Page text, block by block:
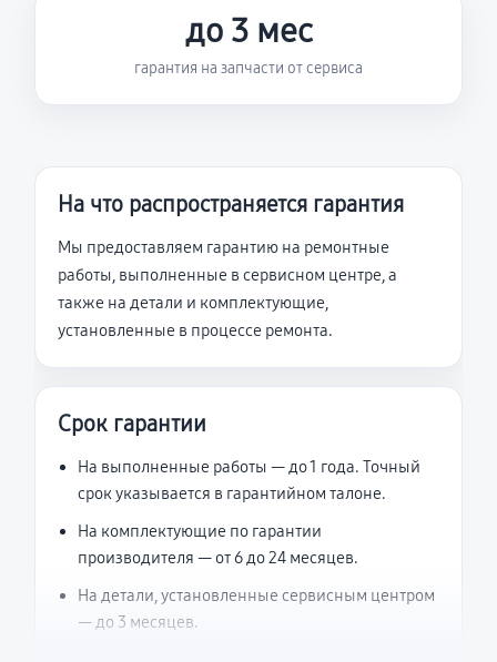
до 3 мес
гарантия на запчасти от сервиса
На что распространяется гарантия
Мы предоставляем гарантию на ремонтные
работы, выполненные в сервисном центре, а
также на детали и комплектующие,
установленные в процессе ремонта.
Срок гарантии
На выполненные работы — до 1 года. Точный
срок указывается в гарантийном талоне.
На комплектующие по гарантии
производителя — от 6 до 24 месяцев.
На детали, установленные сервисным центром
— до 3 месяцев.